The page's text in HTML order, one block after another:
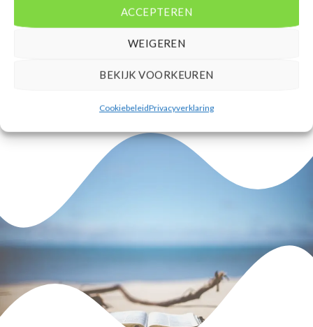
ACCEPTEREN
WEIGEREN
BEKIJK VOORKEUREN
CookiebeleidPrivacyverklaring
omvatten accommodatie, vluchten en transfer.
gebruiksvriendelijke functies die deze site te bieden
Femke van Rees/Rotterdam